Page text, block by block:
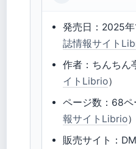
発売日：2025年
誌情報サイト
作者：ちんちん
イトLibrio）
ページ数：68ペ
報サイトLibrio）
販売サイト：